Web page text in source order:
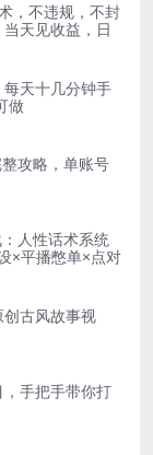
，不违规，不封
天见收益，日
每天十几分钟手
做
攻略，单账号
人性话术系统
×平播憋单×点对
古风故事视
手把手带你打